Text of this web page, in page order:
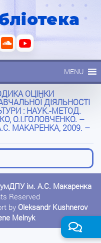
MENU
ОЦІНКИ
ДІЯЛЬНОСТІ
: НАУК.-МЕТОД.
О.І.ГОЛОВЧЕНКО. –
МАКАРЕНКА, 2009. –
ім. А.С. Макаренка
Reserved
by Oleksandr Kushnerov
Melnyk